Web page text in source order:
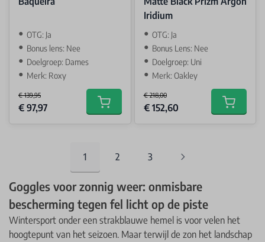
OTG: Ja
Bonus lens: Nee
Doelgroep: Dames
Merk: Roxy
€ 139,95
Special Price
€ 97,97 Add to cart
Iridium
OTG: Ja
Bonus Lens: Nee
Doelgroep: Uni
Merk: Oakley
€ 218,00
Special Price
€ 152,60 Add to
You're currently reading page
1 Pagina
2 Pagina
3
Goggles voor zonnig weer: onmisbare
bescherming tegen fel licht op de piste
Wintersport onder een strakblauwe hemel is voor velen het
hoogtepunt van het seizoen. Maar terwijl de zon het landschap